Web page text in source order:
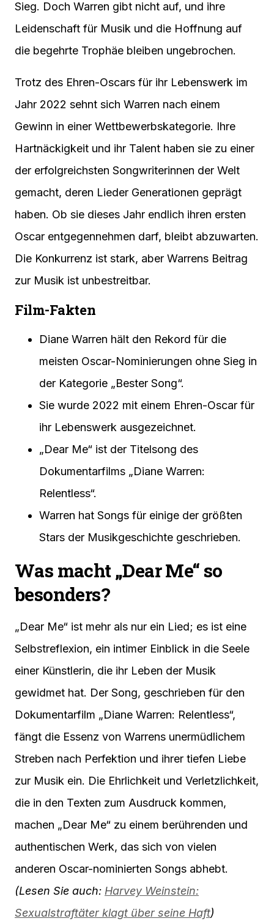
Sieg. Doch Warren gibt nicht auf, und ihre
Leidenschaft für Musik und die Hoffnung auf
die begehrte Trophäe bleiben ungebrochen.
Trotz des Ehren-Oscars für ihr Lebenswerk im
Jahr 2022 sehnt sich Warren nach einem
Gewinn in einer Wettbewerbskategorie. Ihre
Hartnäckigkeit und ihr Talent haben sie zu einer
der erfolgreichsten Songwriterinnen der Welt
gemacht, deren Lieder Generationen geprägt
haben. Ob sie dieses Jahr endlich ihren ersten
Oscar entgegennehmen darf, bleibt abzuwarten.
Die Konkurrenz ist stark, aber Warrens Beitrag
zur Musik ist unbestreitbar.
Film-Fakten
Diane Warren hält den Rekord für die
meisten Oscar-Nominierungen ohne Sieg in
der Kategorie „Bester Song“.
Sie wurde 2022 mit einem Ehren-Oscar für
ihr Lebenswerk ausgezeichnet.
„Dear Me“ ist der Titelsong des
Dokumentarfilms „Diane Warren:
Relentless“.
Warren hat Songs für einige der größten
Stars der Musikgeschichte geschrieben.
Was macht „Dear Me“ so
besonders?
„Dear Me“ ist mehr als nur ein Lied; es ist eine
Selbstreflexion, ein intimer Einblick in die Seele
einer Künstlerin, die ihr Leben der Musik
gewidmet hat. Der Song, geschrieben für den
Dokumentarfilm „Diane Warren: Relentless“,
fängt die Essenz von Warrens unermüdlichem
Streben nach Perfektion und ihrer tiefen Liebe
zur Musik ein. Die Ehrlichkeit und Verletzlichkeit,
die in den Texten zum Ausdruck kommen,
machen „Dear Me“ zu einem berührenden und
authentischen Werk, das sich von vielen
anderen Oscar-nominierten Songs abhebt.
(Lesen Sie auch: Harvey Weinstein:
Sexualstraftäter klagt über seine Haft)